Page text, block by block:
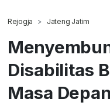
Rejogja Jateng Jatim
Disabilitas
Masa